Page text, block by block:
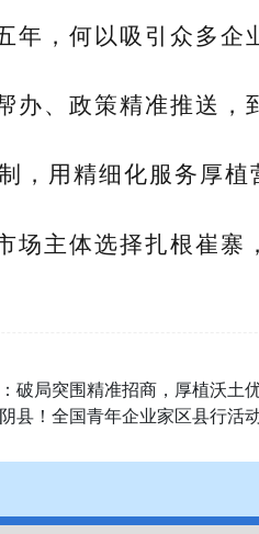
年，何以吸引众多企
办、政策精准推送
，用精细化服务厚
场主体选择扎根崔
破局突围精准招商，厚植沃土
县！全国青年企业家区县行活